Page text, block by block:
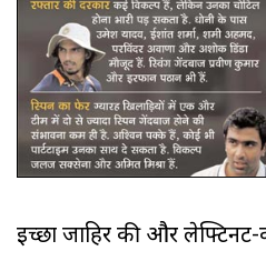
इच्छा जाहिर की और